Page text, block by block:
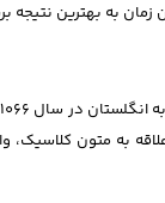
زمان به بهترین نتیجه
به متون کلاسیک،